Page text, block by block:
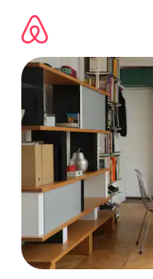
directement
contenu